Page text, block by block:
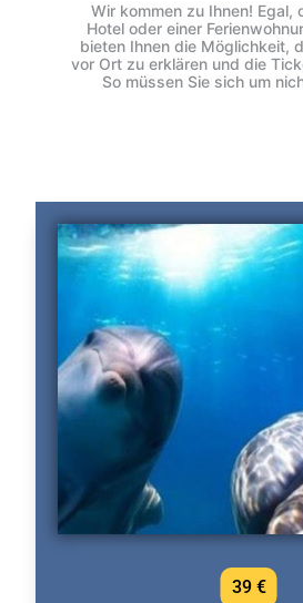
Wir kommen zu Ihnen! Egal,
Hotel oder einer
bieten Ihnen die Möglichkeit,
vor Ort zu erklären und die
So müssen Sie sich um
39 €